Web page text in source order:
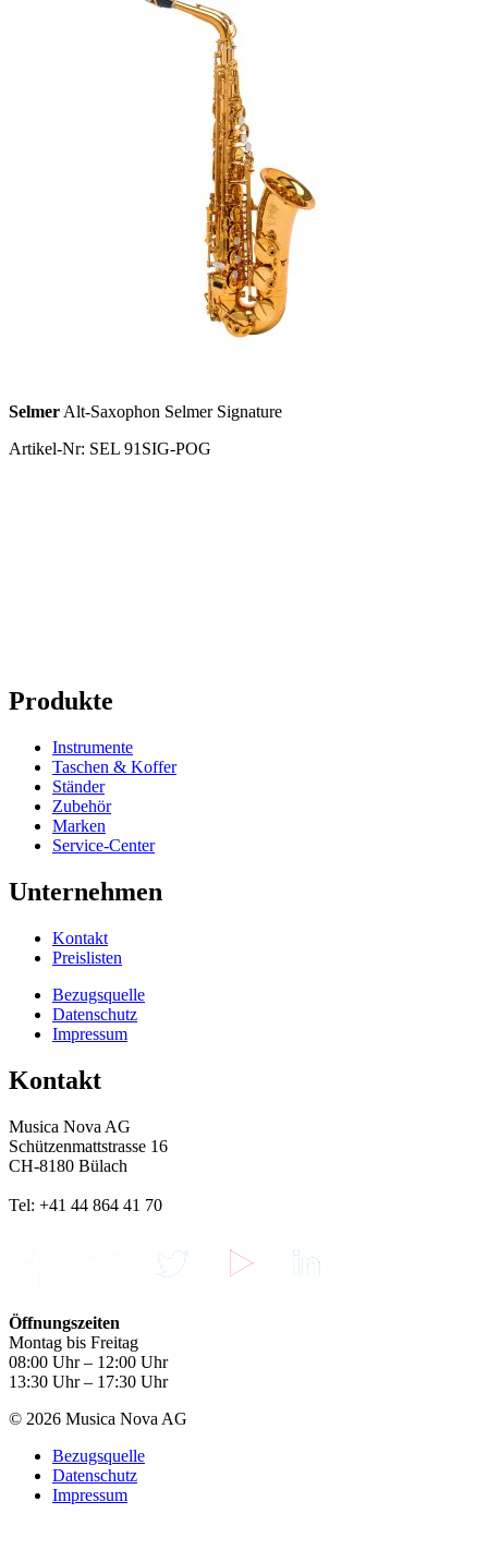
Selmer Alt-Saxophon Selmer Signature
Artikel-Nr: SEL 91SIG-POG
Produkte
Instrumente
Taschen & Koffer
Ständer
Zubehör
Marken
Service-Center
Unternehmen
Kontakt
Preislisten
Bezugsquelle
Datenschutz
Impressum
Kontakt
Musica Nova AG
Schützenmattstrasse 16
CH-8180 Bülach
Tel: +41 44 864 41 70
Öffnungszeiten
Montag bis Freitag
08:00 Uhr – 12:00 Uhr
13:30 Uhr – 17:30 Uhr
© 2026 Musica Nova AG
Bezugsquelle
Datenschutz
Impressum